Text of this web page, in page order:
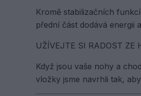
Kromě stabilizačních
přední část dodává energii
UŽÍVEJTE SI RADOST ZE
Když jsou vaše nohy a
vložky jsme navrhli tak,